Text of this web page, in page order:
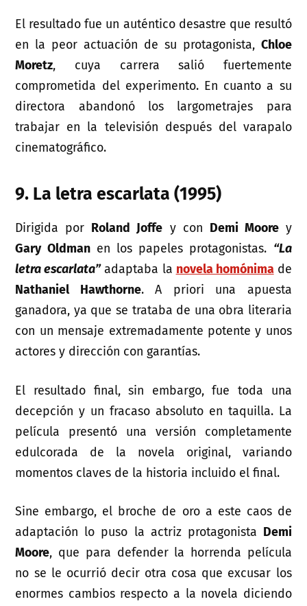
El resultado fue un auténtico desastre que resultó
en la peor actuación de su protagonista, Chloe
Moretz, cuya carrera salió fuertemente
comprometida del experimento. En cuanto a su
directora abandonó los largometrajes para
trabajar en la televisión después del varapalo
cinematográfico.
9. La letra escarlata (1995)
Dirigida por Roland Joffe y con Demi Moorey
Gary Oldmanen los papeles protagonistas. “La
letra escarlata”adaptaba la novela homónimade
Nathaniel Hawthorne. A priori una apuesta
ganadora, ya que se trataba de una obra literaria
con un mensaje extremadamente potente y unos
actores y dirección con garantías.
El resultado final, sin embargo, fue toda una
decepción y un fracaso absoluto en taquilla. La
película presentó una versión completamente
edulcorada de la novela original, variando
momentos claves de la historia incluido el final.
Sine embargo, el broche de oro a este caos de
adaptación lo puso la actriz protagonista Demi
Moore, que para defender la horrenda película
no se le ocurrió decir otra cosa que excusar los
enormes cambios respecto a la novela diciendo